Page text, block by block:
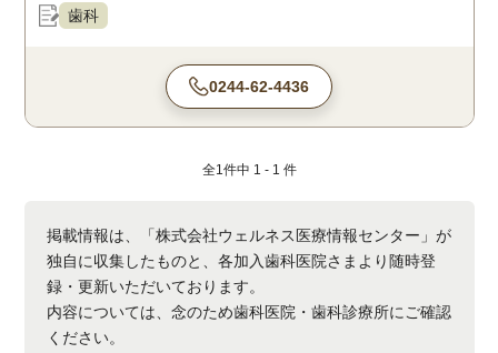
歯科
0244-62-4436
全1件中 1 - 1 件
掲載情報は、「株式会社ウェルネス医療情報センター」が
独自に収集したものと、各加入歯科医院さまより随時登
録・更新いただいております。
内容については、念のため歯科医院・歯科診療所にご確認
ください。